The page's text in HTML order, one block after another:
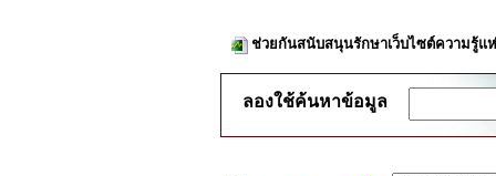
ช่วยกันสนับสนุนรักษาเว็บไซต์ความรู้แ
ลองใช้ค้นหาข้อมูล